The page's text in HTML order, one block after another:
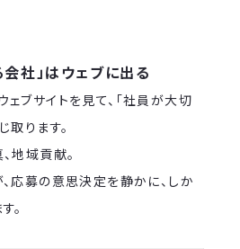
社」はウェブに出る
ブサイトを見て、「社員が大切
取ります。
地域貢献。
応募の意思決定を静かに、しか
。